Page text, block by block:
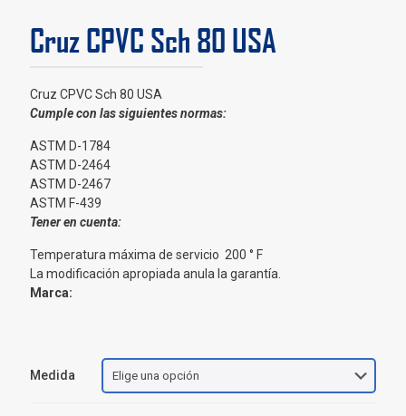
Cruz CPVC Sch 80 USA
Cruz CPVC Sch 80 USA
Cumple con las siguientes normas:
ASTM D-1784
ASTM D-2464
ASTM D-2467
ASTM F-439
Tener en cuenta:
Temperatura máxima de servicio 200 ° F
La modificación apropiada anula la garantía.
Marca:
Medida